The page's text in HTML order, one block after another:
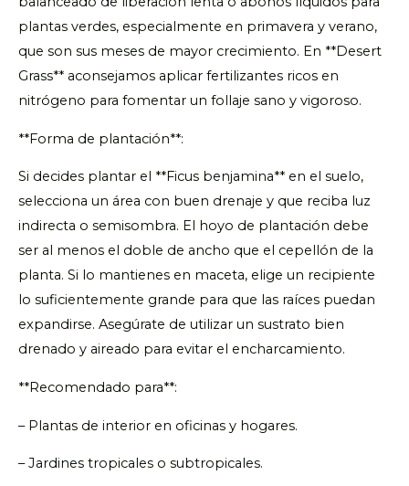
plantas verdes, especialmente en primavera y verano,
que son sus meses de mayor crecimiento. En **Desert
Grass** aconsejamos aplicar fertilizantes ricos en
nitrógeno para fomentar un follaje sano y vigoroso.
**Forma de plantación**:
Si decides plantar el **Ficus benjamina** en el suelo,
selecciona un área con buen drenaje y que reciba luz
indirecta o semisombra. El hoyo de plantación debe
ser al menos el doble de ancho que el cepellón de la
planta. Si lo mantienes en maceta, elige un recipiente
lo suficientemente grande para que las raíces puedan
expandirse. Asegúrate de utilizar un sustrato bien
drenado y aireado para evitar el encharcamiento.
**Recomendado para**:
– Plantas de interior en oficinas y hogares.
– Jardines tropicales o subtropicales.